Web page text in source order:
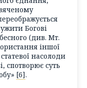
Богові
(див. Мт.
іншої
насолоди
спотворює суть
[6].